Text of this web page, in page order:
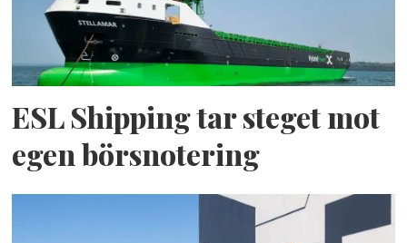
ESL Shipping tar steget mot
egen börsnotering